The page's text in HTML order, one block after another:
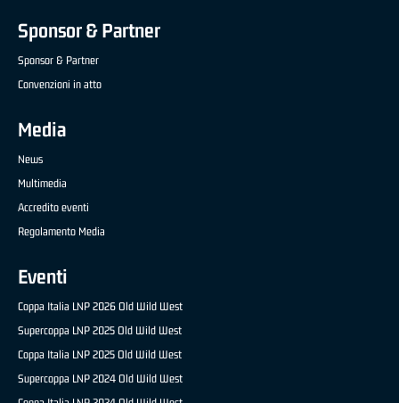
Sponsor & Partner
Sponsor & Partner
Convenzioni in atto
Media
News
Multimedia
Accredito eventi
Regolamento Media
Eventi
Coppa Italia LNP 2026 Old Wild West
Supercoppa LNP 2025 Old Wild West
Coppa Italia LNP 2025 Old Wild West
Supercoppa LNP 2024 Old Wild West